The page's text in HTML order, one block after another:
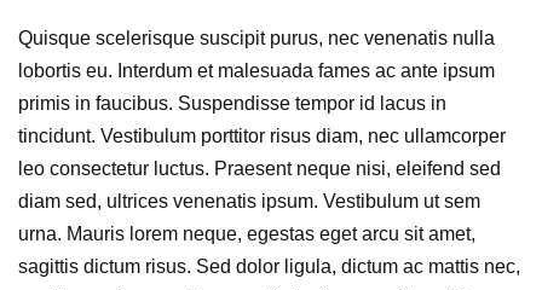
Quisque scelerisque suscipit purus, nec venenatis nulla
lobortis eu. Interdum et malesuada fames ac ante ipsum
primis in faucibus. Suspendisse tempor id lacus in
tincidunt. Vestibulum porttitor risus diam, nec ullamcorper
leo consectetur luctus. Praesent neque nisi, eleifend sed
diam sed, ultrices venenatis ipsum. Vestibulum ut sem
urna. Mauris lorem neque, egestas eget arcu sit amet,
sagittis dictum risus. Sed dolor ligula, dictum ac mattis nec,